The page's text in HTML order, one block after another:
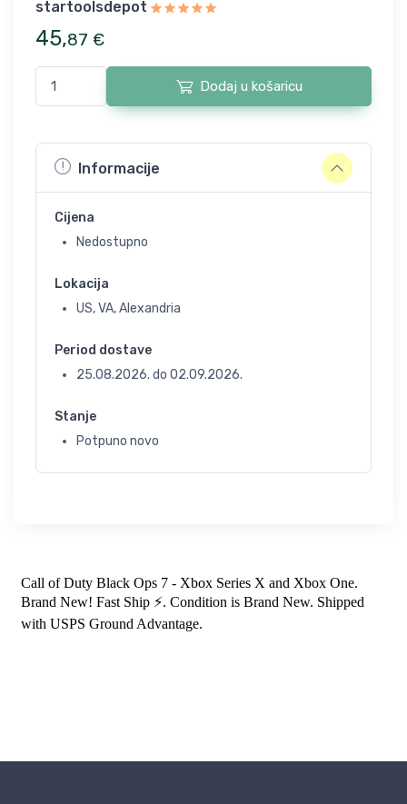
startoolsdepot
45,87 €
Dodaj u košaricu
Informacije
Cijena
Nedostupno
Lokacija
US, VA, Alexandria
Period dostave
25.08.2026. do 02.09.2026.
Stanje
Potpuno novo